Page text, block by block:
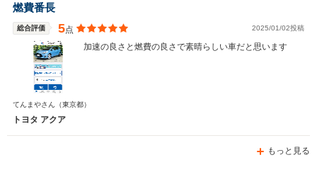
燃費番長
総合評価 5点 2025/01/02投稿
加速の良さと燃費の良さで素晴らしい車だと思います
てんまやさん （東京都）
トヨタ アクア
もっと見る